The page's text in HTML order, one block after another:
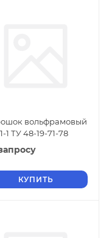
вольфрамовый
ТУ 48-19-71-78
КУПИТЬ